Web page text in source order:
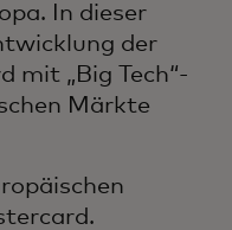
In dieser
der
mit „Big Tech“-
Märkte